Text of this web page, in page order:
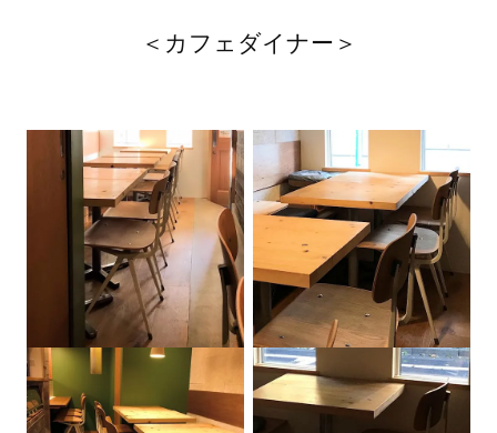
＜カフェダイナー＞